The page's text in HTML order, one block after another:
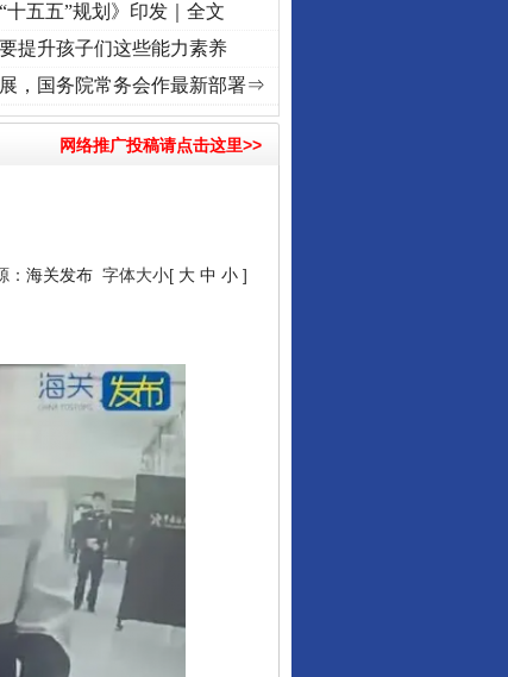
进复兴征程丨“转折之城”激荡..·[视频]
十五五”规划》印发｜全文
提升孩子们这些能力素养
，国务院常务会作最新部署⇒
网络推广投稿请点击这里>>
海关发布 字体大小[ 大 中 小 ]